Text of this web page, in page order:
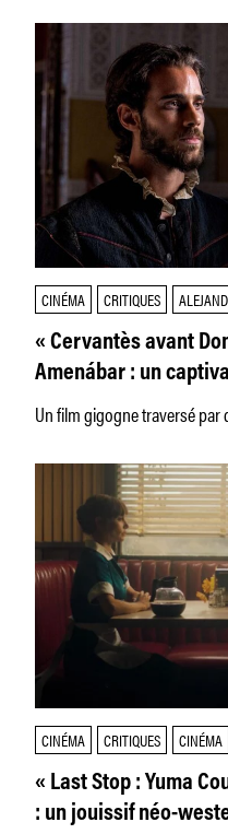
CINÉMA CRITIQUES
« Cervantès avant
Amenábar : un
Un film gigogne traversé
CINÉMA CRITIQUES CINÉMA
« Last Stop : Yuma
: un jouissif néo-